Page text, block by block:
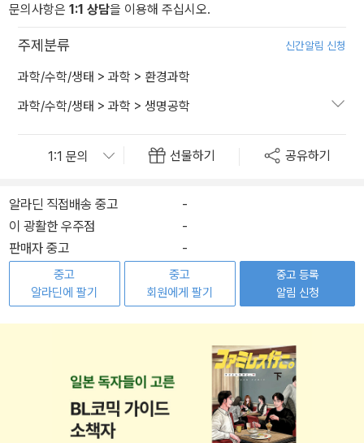
문의사항은 1:1 상담을 이용해 주십시오.
주제분류 신간알림 신청
과학/수학/생태 > 과학 > 환경과학
과학/수학/생태 > 과학 > 생명공학
선물하기 공유하기
알라딘 직접배송 중고
-
이 광활한 우주점
-
판매자 중고
-
중고
알라딘에 팔기
중고
회원에게 팔기
중고 등록
알림 신청